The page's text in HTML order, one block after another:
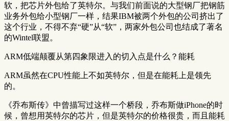
软，把芯片外包给了英特尔。与我们前面说的大型钢厂把钢筋
业务外包给小型钢厂一样，结果IBM被两个外包的公司挤出了
这个行业，不得不弃“硬”从“软”，两家外包公司也结成了著名
的Wintel联盟。
ARM低端颠覆从第四象限进入的切入点是什么？能耗
ARM虽然在CPU性能上不如英特尔，但是在能耗上是领先
的。
《乔布斯传》中曾描写过这样一个桥段，乔布斯做iPhone的时
候，曾想用英特尔的芯片，但是英特尔的价格很贵，而且能耗